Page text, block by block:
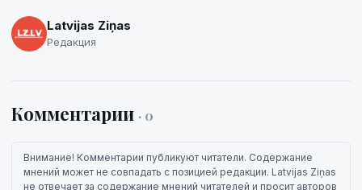
Latvijas Ziņas
Редакция
Комментарии · 0
Внимание! Комментарии публикуют читатели. Содержание
мнений может не совпадать с позицией редакции. Latvijas Ziņas
не отвечает за содержание мнений читателей и просит авторов